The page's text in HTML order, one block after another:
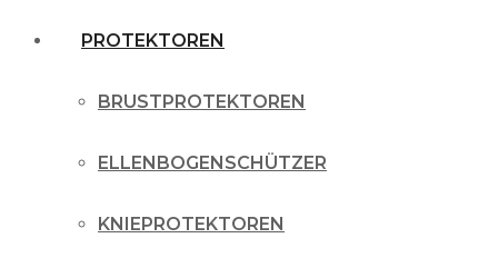
PROTEKTOREN
BRUSTPROTEKTOREN
ELLENBOGENSCHÜTZER
KNIEPROTEKTOREN